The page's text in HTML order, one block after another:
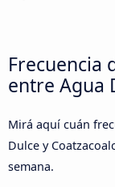
Frecuencia
entre Agua
Mirá aquí cuán
Dulce y
semana.